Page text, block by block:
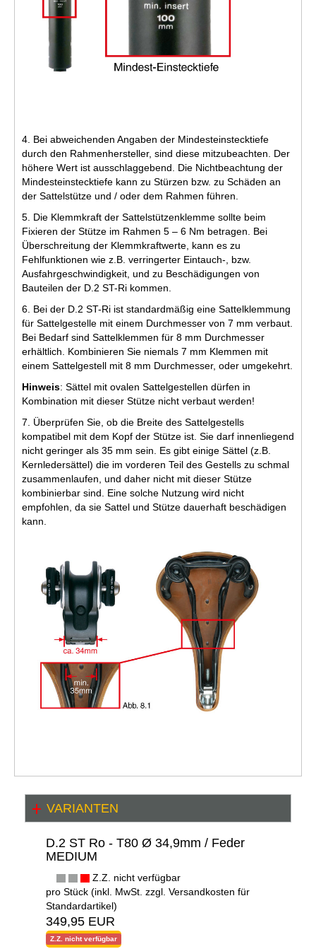
4. Bei abweichenden Angaben der Mindesteinstecktiefe
durch den Rahmenhersteller, sind diese mitzubeachten. Der
höhere Wert ist ausschlaggebend. Die Nichtbeachtung der
Mindesteinstecktiefe kann zu Stürzen bzw. zu Schäden an
der Sattelstütze und / oder dem Rahmen führen.
5. Die Klemmkraft der Sattelstützenklemme sollte beim
Fixieren der Stütze im Rahmen 5 – 6 Nm betragen. Bei
Überschreitung der Klemmkraftwerte, kann es zu
Fehlfunktionen wie z.B. verringerter Eintauch-, bzw.
Ausfahrgeschwindigkeit, und zu Beschädigungen von
Bauteilen der D.2 ST-Ri kommen.
6. Bei der D.2 ST-Ri ist standardmäßig eine Sattelklemmung
für Sattelgestelle mit einem Durchmesser von 7 mm verbaut.
Bei Bedarf sind Sattelklemmen für 8 mm Durchmesser
erhältlich. Kombinieren Sie niemals 7 mm Klemmen mit
einem Sattelgestell mit 8 mm Durchmesser, oder umgekehrt.
Hinweis: Sättel mit ovalen Sattelgestellen dürfen in
Kombination mit dieser Stütze nicht verbaut werden!
7. Überprüfen Sie, ob die Breite des Sattelgestells
kompatibel mit dem Kopf der Stütze ist. Sie darf innenliegend
nicht geringer als 35 mm sein. Es gibt einige Sättel (z.B.
Kernledersättel) die im vorderen Teil des Gestells zu schmal
zusammenlaufen, und daher nicht mit dieser Stütze
kombinierbar sind. Eine solche Nutzung wird nicht
empfohlen, da sie Sattel und Stütze dauerhaft beschädigen
kann.
VARIANTEN
D.2 ST Ro - T80 Ø 34,9mm / Feder
MEDIUM
Z.Z. nicht verfügbar
pro Stück (inkl. MwSt. zzgl. Versandkosten für
Standardartikel)
349,95 EUR
Z.Z. nicht verfügbar